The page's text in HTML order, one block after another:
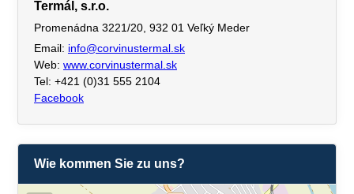
Termál, s.r.o.
Promenádna 3221/20, 932 01 Veľký Meder
Email: info@corvinustermal.sk
Web: www.corvinustermal.sk
Tel: +421 (0)31 555 2104
Facebook
Wie kommen Sie zu uns?